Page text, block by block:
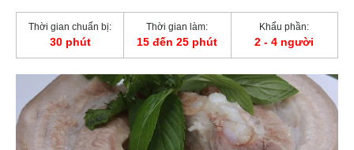
Thời gian chuẩn bị:
30 phút
Thời gian làm:
15 đến 25 phút
Khẩu phần:
2 - 4 người